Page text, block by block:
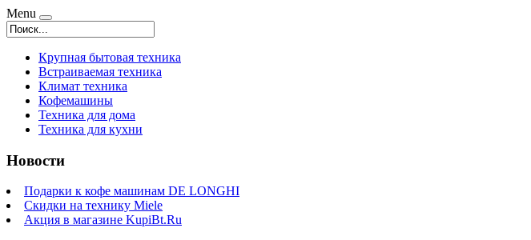
Menu
Крупная бытовая техника
Встраиваемая техника
Климат техника
Кофемашины
Техника для дома
Техника для кухни
Новости
Подарки к кофе машинам DE LONGHI
Скидки на технику Miele
Акция в магазине KupiBt.Ru